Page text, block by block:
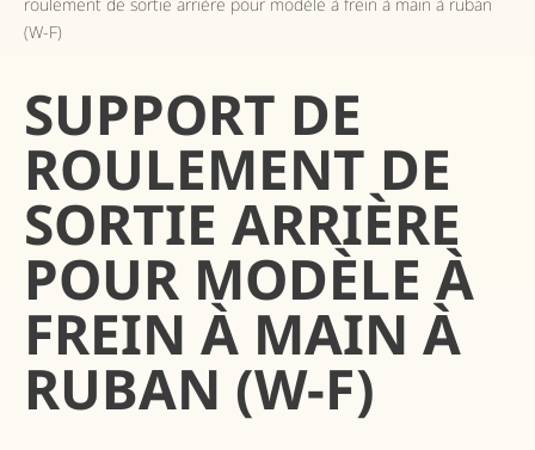
(W-F)
SUPPORT DE
ROULEMENT DE
SORTIE ARRIÈRE
POUR MODÈLE À
FREIN À MAIN À
RUBAN (W-F)